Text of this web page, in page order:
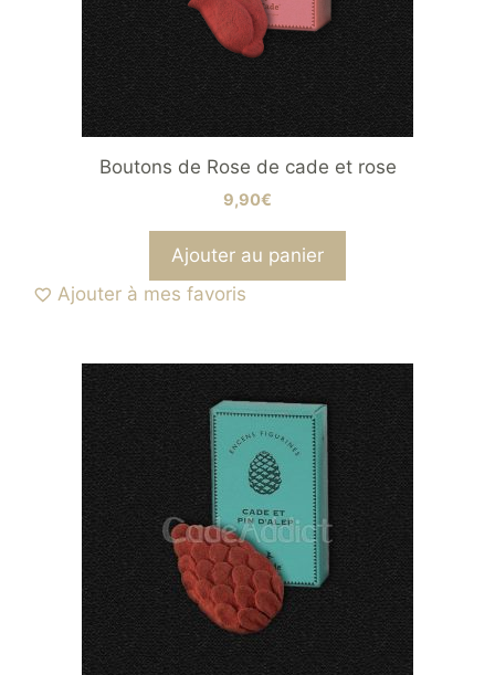
Boutons de Rose de cade et rose
9,90€
Ajouter au panier
Ajouter à mes favoris